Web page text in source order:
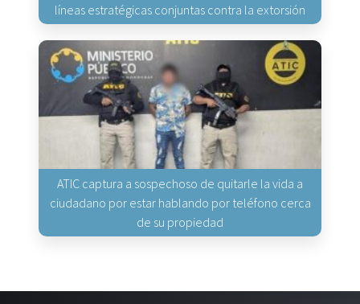
líneas estratégicas conjuntas contra la extorsión
ATIC captura a sospechoso de quitarle la vida a
ciudadano por estar hablando por teléfono cerca
de su propiedad